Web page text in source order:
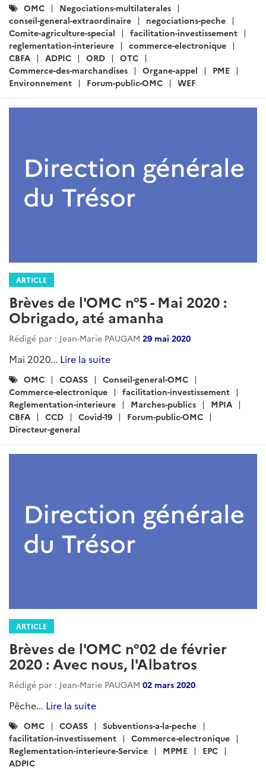
Catégories
:
OMC
Negociations-multilaterales
conseil-general-extraordinaire
negociations-peche
Comite-agriculture-special
facilitation-investissement
reglementation-interieure
commerce-electronique
CBFA
ADPIC ORD
OTC
Commerce-des-marchandises
Organe-appel
PME
Environnement
Forum-public-OMC WEF
ARTICLE
Brèves de l'OMC n°5 - Mai 2020 :
Obrigado, até amanha
Rédigé par : Jean-Marie PAUGAM 29 mai 2020
Mai 2020... Lire la suite
Catégories
:
OMC COASS
Conseil-general-OMC
Commerce-electronique
facilitation-investissement
Reglementation-interieure
Marches-publics
MPIA
CBFA
CCD Covid-19
Forum-public-OMC
Directeur-general
ARTICLE
Brèves de l'OMC n°02 de février
2020 : Avec nous, l'Albatros
Rédigé par : Jean-Marie PAUGAM 02 mars 2020
Pêche... Lire la suite
Catégories
:
OMC COASS
Subventions-a-la-peche
facilitation-investissement
Commerce-electronique
Reglementation-interieure-Service
MPME
EPC
ADPIC